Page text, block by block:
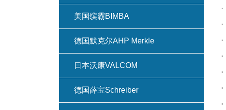
美国缤霸BIMBA
德国默克尔AHP Merkle
日本沃康VALCOM
德国薛宝Schreiber